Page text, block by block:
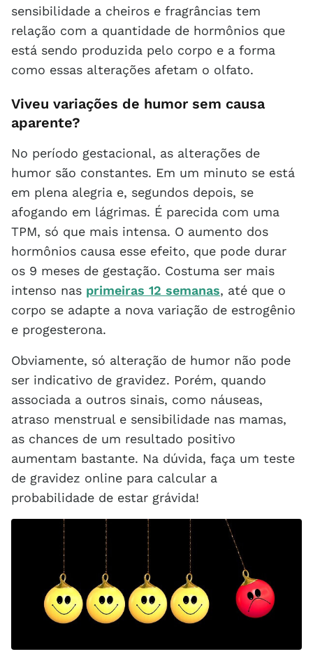
sensibilidade a cheiros e fragrâncias tem
relação com a quantidade de hormônios que
está sendo produzida pelo corpo e a forma
como essas alterações afetam o olfato.
Viveu variações de humor sem causa
aparente?
No período gestacional, as alterações de
humor são constantes. Em um minuto se está
em plena alegria e, segundos depois, se
afogando em lágrimas. É parecida com uma
TPM, só que mais intensa. O aumento dos
hormônios causa esse efeito, que pode durar
os 9 meses de gestação. Costuma ser mais
intenso nas primeiras 12 semanas, até que o
corpo se adapte a nova variação de estrogênio
e progesterona.
Obviamente, só alteração de humor não pode
ser indicativo de gravidez. Porém, quando
associada a outros sinais, como náuseas,
atraso menstrual e sensibilidade nas mamas,
as chances de um resultado positivo
aumentam bastante. Na dúvida, faça um teste
de gravidez online para calcular a
probabilidade de estar grávida!